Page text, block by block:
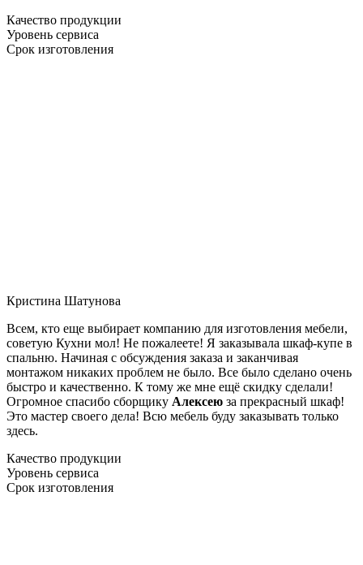
Качество продукции
Уровень сервиса
Срок изготовления
Кристина Шатунова
Всем, кто еще выбирает компанию для изготовления мебели,
советую Кухни мол! Не пожалеете! Я заказывала шкаф-купе в
спальню. Начиная с обсуждения заказа и заканчивая
монтажом никаких проблем не было. Все было сделано очень
быстро и качественно. К тому же мне ещё скидку сделали!
Огромное спасибо сборщику Алексею за прекрасный шкаф!
Это мастер своего дела! Всю мебель буду заказывать только
здесь.
Качество продукции
Уровень сервиса
Срок изготовления